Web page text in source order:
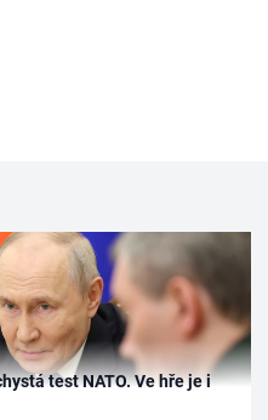
test NATO. Ve hře je i